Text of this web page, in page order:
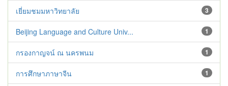
3
เยี่ยมชมมหาวิทยาลัย
1
Beijing Language and Culture Univ...
1
กรองกาญจน์ ณ นครพนม
1
การศึกษาภาษาจีน